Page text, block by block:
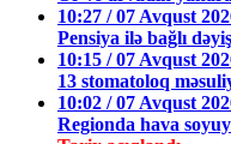
10:27 / 07 Avqust
Pensiya ilə bağlı
10:15 / 07 Avqust
13 stomatoloq
10:02 / 07 Avqust
Regionda hava